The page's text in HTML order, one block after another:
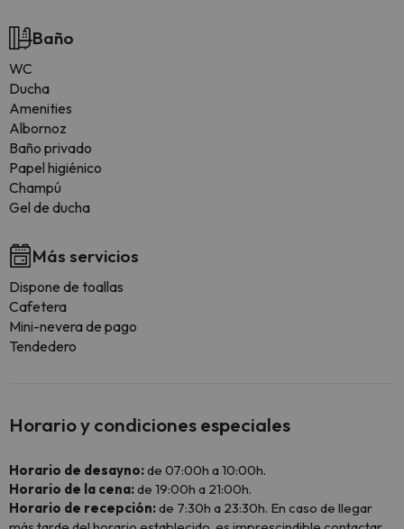
Baño
WC
Ducha
Amenities
Albornoz
Baño privado
Papel higiénico
Champú
Gel de ducha
Más servicios
Dispone de toallas
Cafetera
Mini-nevera de pago
Tendedero
Horario y condiciones especiales
Horario de desayno:de 07:00h a 10:00h.
Horario de la cena:de 19:00h a 21:00h.
Horario de recepción:de 7:30h a 23:30h. En caso de llegar